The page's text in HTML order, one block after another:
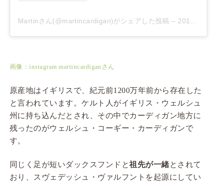
Martinさん(@martincardigan)がシェアした投稿 – 2019年 7月月18日午前1時08分PDT
画像：instagram martincardiganさん
原産地はイギリスで、紀元前1200万年前から存在した
と言われています。ケルト人がイギリス・ウェルシュ
州に持ち込んだとされ、その中でカーディガン地方に
残ったのがウェルシュ・コーギー・カーディガンで
す。
同じく足が短いダックスフンドと祖先が一緒とされて
おり、スヴェデッシュ・ヴァルフントを起源にしてい